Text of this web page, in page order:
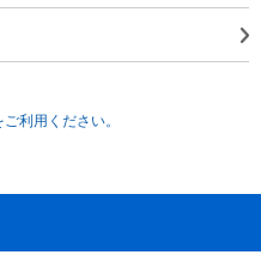
利用ください。